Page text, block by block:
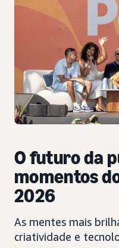
O futuro da
momentos
2026
As mentes mais
criatividade e